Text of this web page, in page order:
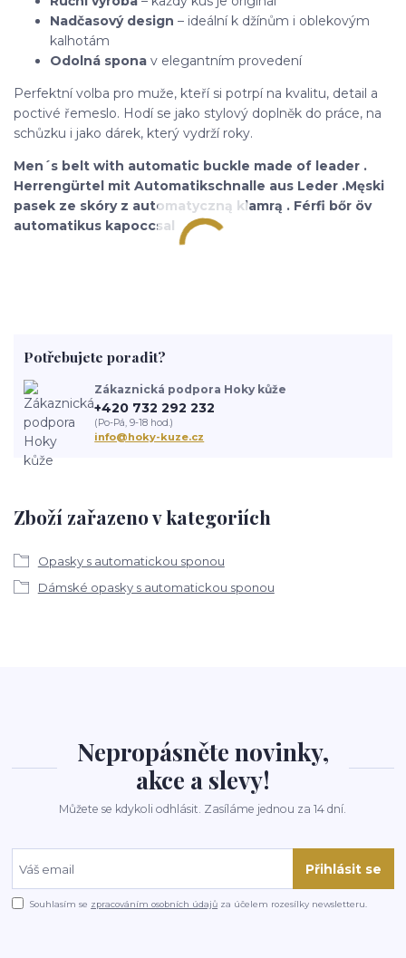
Nadčasový design – ideální k džínům i oblekovým
kalhotám
Odolná spona v elegantním provedení
Perfektní volba pro muže, kteří si potrpí na kvalitu, detail a
poctivé řemeslo. Hodí se jako stylový doplněk do práce, na
schůzku i jako dárek, který vydrží roky.
Men´s belt with automatic buckle made of leader .
Herrengürtel mit Automatikschnalle aus Leder .Męski
pasek ze skóry z automatyczną klamrą . Férfi bőr öv
automatikus kapoccsal
Zboží zařazeno v kategoriích
Opasky s automatickou sponou
Dámské opasky s automatickou sponou
Potřebujete poradit?
Zákaznická podpora Hoky kůže
+420 732 292 232
(Po-Pá, 9-18 hod.)
info@hoky-kuze.cz
Nepropásněte novinky,
akce a slevy!
Můžete se kdykoli odhlásit. Zasíláme jednou za 14 dní.
Přihlásit se
Souhlasím se zpracováním osobních údajů za účelem rozesílky newsletteru.